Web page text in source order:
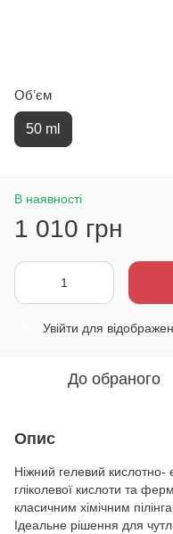
Обʼєм
50 ml
В наявності
1 010 грн
Увійти для
До обраного
Опис
Ніжний гелевий кислотно-
гліколевої кислоти та
класичним хімічним
Ідеальне рішення для